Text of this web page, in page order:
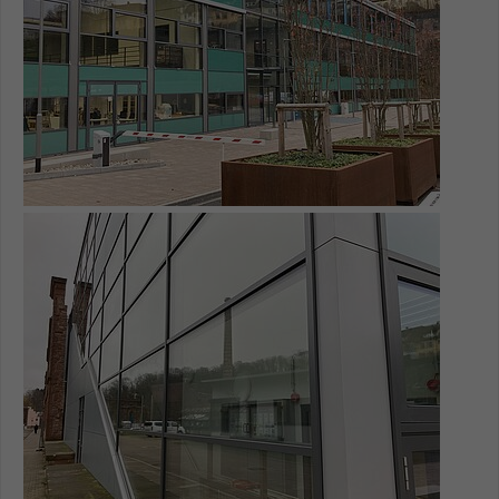
Show larger version for:
Zweck
Einstellungen. Unter anderem eine zufällig
generierte ID, für die historische
Speicherung Ihrer vorgenommen
Einstellungen, falls der Webseiten-
Betreiber dies eingestellt hat.
Name fe_typo_user / PHPSESSID
Anbieter TYPO3
Laufzeit 1 Woche
Zweck
Dieses Cookie ist ein Standard-Session-
Cookie von TYPO3. Es speichert im Fall
eines Intranet-Logins die Session-ID. So
kann der eingeloggte Benutzer
wiedererkannt werden und es wird ihm
Zugang zu geschützten Bereichen
gewährt.